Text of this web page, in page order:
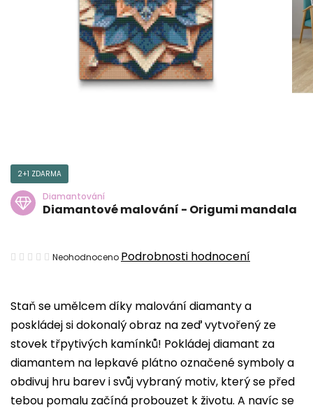
Staň se umělcem díky malování diamanty a
poskládej si dokonalý obraz na zeď vytvořený ze
stovek třpytivých kamínků! Pokládej diamant za
diamantem na lepkavé plátno označené symboly a
obdivuj hru barev i svůj vybraný motiv, který se před
tebou pomalu začíná probouzet k životu. A navíc se
2+1 ZDARMA
Diamantování
Diamantové malování - Origumi mandala
Průměrné
je
0,0
z
5
hvězdiček.
Neohodnoceno Podrobnosti hodnocení